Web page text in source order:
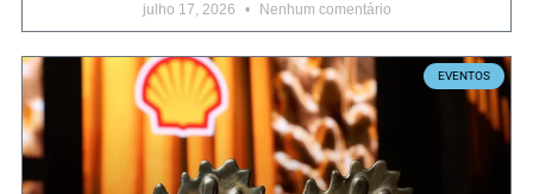
julho 17, 2026 Nenhum comentário
EVENTOS